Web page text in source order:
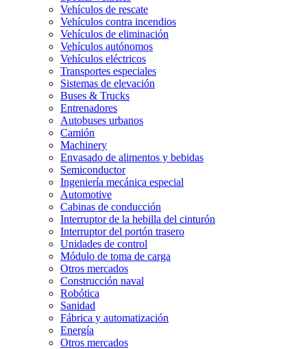
Vehículos de rescate
Vehículos contra incendios
Vehículos de eliminación
Vehículos autónomos
Vehículos eléctricos
Transportes especiales
Sistemas de elevación
Buses & Trucks
Entrenadores
Autobuses urbanos
Camión
Machinery
Envasado de alimentos y bebidas
Semiconductor
Ingeniería mecánica especial
Automotive
Cabinas de conducción
Interruptor de la hebilla del cinturón
Interruptor del portón trasero
Unidades de control
Módulo de toma de carga
Otros mercados
Construcción naval
Robótica
Sanidad
Fábrica y automatización
Energía
Otros mercados